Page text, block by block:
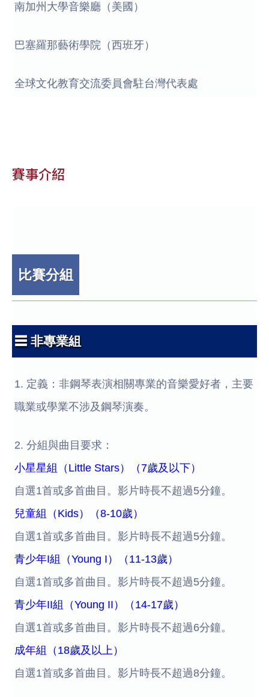
南加州大學音樂廳（美國）
巴塞羅那藝術學院（西班牙）
全球文化教育交流委員會駐台灣代表處
賽事介紹
比賽分組
☰ 非專業組
1. 定義：非鋼琴表演相關專業的音樂愛好者，主要
職業或學業不涉及鋼琴演奏。
2. 分組與曲目要求：
小星星組（Little Stars）（7歲及以下）
自選1首或多首曲目。影片時長不超過5分鐘。
兒童組（Kids）（8-10歲）
自選1首或多首曲目。影片時長不超過5分鐘。
青少年I組（Young I）（11-13歲）
自選1首或多首曲目。影片時長不超過5分鐘。
青少年II組（Young II）（14-17歲）
自選1首或多首曲目。影片時長不超過6分鐘。
成年組（18歲及以上）
自選1首或多首曲目。影片時長不超過8分鐘。